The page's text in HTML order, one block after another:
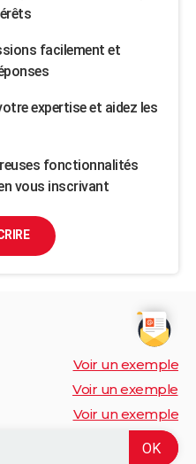
facilement et
expertise et aidez les
fonctionnalités
vous inscrivant
Voir un exemple
Voir un exemple
Voir un exemple